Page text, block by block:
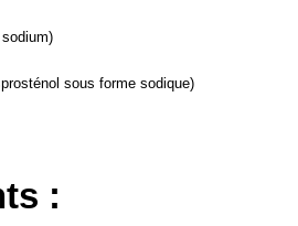
sous forme sodique)
: